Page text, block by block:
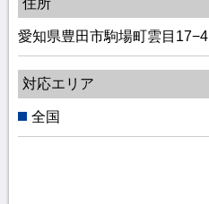
愛知県豊田市駒場町雲目17−4
対応エリア
全国